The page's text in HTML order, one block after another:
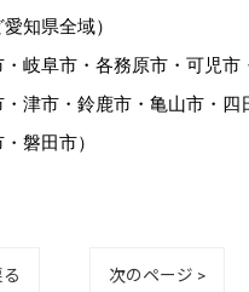
知県全域）
岐阜市・各務原市・可児
津市・鈴鹿市・亀山市・四
磐田市）
次のページ >